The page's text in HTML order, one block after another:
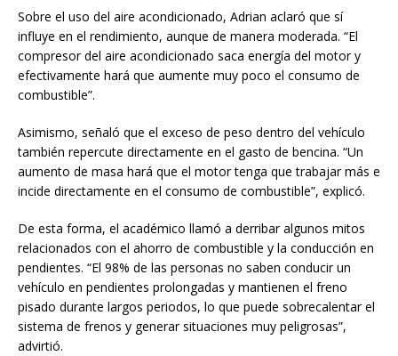
Sobre el uso del aire acondicionado, Adrian aclaró que sí
influye en el rendimiento, aunque de manera moderada. “El
compresor del aire acondicionado saca energía del motor y
efectivamente hará que aumente muy poco el consumo de
combustible”.
Asimismo, señaló que el exceso de peso dentro del vehículo
también repercute directamente en el gasto de bencina. “Un
aumento de masa hará que el motor tenga que trabajar más e
incide directamente en el consumo de combustible”, explicó.
De esta forma, el académico llamó a derribar algunos mitos
relacionados con el ahorro de combustible y la conducción en
pendientes. “El 98% de las personas no saben conducir un
vehículo en pendientes prolongadas y mantienen el freno
pisado durante largos periodos, lo que puede sobrecalentar el
sistema de frenos y generar situaciones muy peligrosas”,
advirtió.